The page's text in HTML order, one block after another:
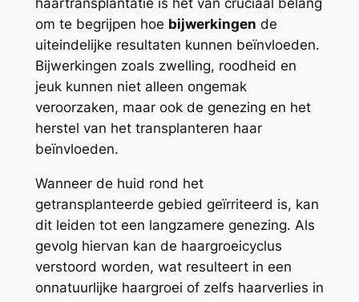
om te begrijpen hoe bijwerkingen de
uiteindelijke resultaten kunnen beïnvloeden.
Bijwerkingen zoals zwelling, roodheid en
jeuk kunnen niet alleen ongemak
veroorzaken, maar ook de genezing en het
herstel van het transplanteren haar
beïnvloeden.
Wanneer de huid rond het
getransplanteerde gebied geïrriteerd is, kan
dit leiden tot een langzamere genezing. Als
gevolg hiervan kan de haargroeicyclus
verstoord worden, wat resulteert in een
onnatuurlijke haargroei of zelfs haarverlies in